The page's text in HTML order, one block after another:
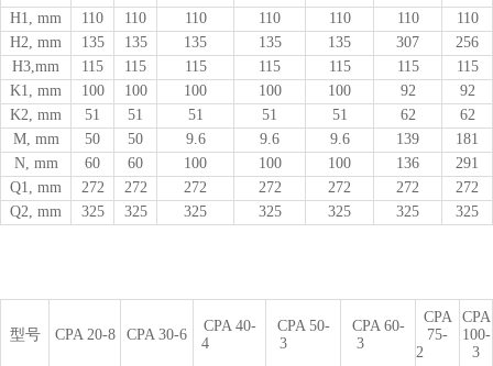
H1, mm 110 110 110 110 110 110
110
H2, mm
135 135 135 135 135 307
256
H3,mm
115 115 115 115 115 115
115
K1, mm
100 100 100 100 100 92
92
K2, mm
51 51 51 51 51 62
62
M, mm
50 50 9.6 9.6 9.6 139
181
N, mm
60 60 100 100 100 136
291
Q1, mm
272 272 272 272 272 272
272
Q2, mm
325 325 325 325 325 325 325
型号 CPA 20-8 CPA 30-6
CPA 40-
4
CPA 50-
3
CPA 60-
3
CPA
75-
2
CPA
100-
3